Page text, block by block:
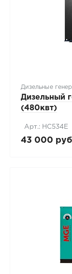
Дизельные
Дизельный
(480квт)
Арт.: HC534E
43 000